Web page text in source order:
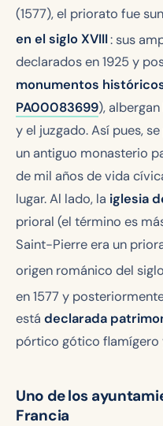
(1577), el priorato fue
en el siglo XVIII: sus
declarados en 1925 y
monumentos
PA00083699), albergan
y el juzgado. Así pues,
un antiguo monasterio
de mil años de vida
lugar. Al lado, la iglesia
prioral (el término es
Saint-Pierre era un
origen románico del
en 1577 y
está declarada
pórtico gótico flamígero
Uno de los
Francia